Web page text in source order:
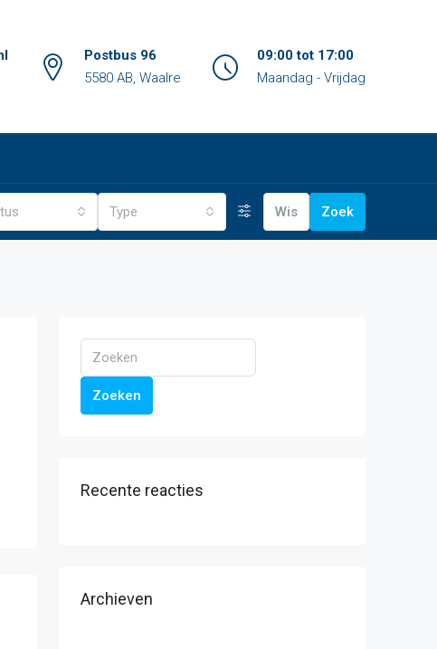
Postbus 96
5580 AB, Waalre
09:00 tot 17:00
Maandag - Vrijdag
Type Wis Zoek
Zoeken
Recente reacties
Archieven